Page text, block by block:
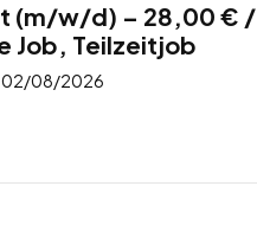
(m/w/d) – 28,00 € /
Job, Teilzeitjob
02/08/2026